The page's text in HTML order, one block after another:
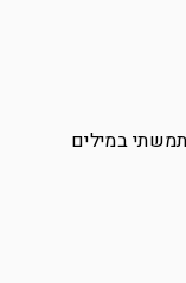
במילים